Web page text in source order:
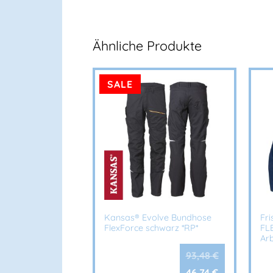
Ähnliche Produkte
SALE
Kansas® Evolve Bundhose
FlexForce schwarz *RP*
93,48€